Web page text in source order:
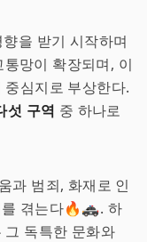
향을 받기 시작하며
망이 확장되며, 이
심지로 부상한다.
섯 구역 중 하나로
과 범죄, 화재로 인
를 겪는다🔥🚓. 하
그 독특한 문화와